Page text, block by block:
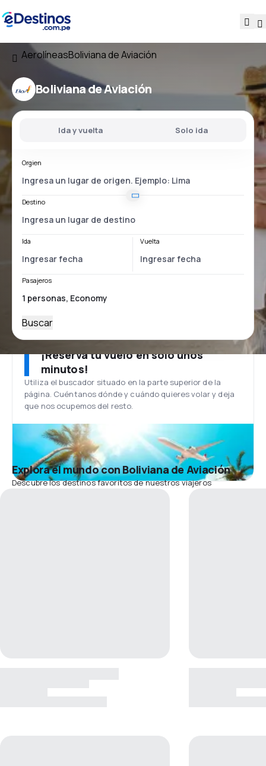
AerolíneasBoliviana de Aviación
Boliviana de Aviación
Ida y vuelta Solo ida
Orgien
Destino
Ida Vuelta
Pasajeros
Buscar
¡Reserva tu vuelo en solo unos
minutos!
Utiliza el buscador situado en la parte superior de la
página. Cuéntanos dónde y cuándo quieres volar y deja
que nos ocupemos del resto.
Explora el mundo con Boliviana de Aviación
Descubre los destinos favoritos de nuestros viajeros